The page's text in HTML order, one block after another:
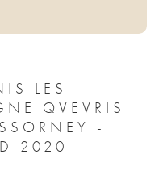
LES
QVEVRIS
-
2020